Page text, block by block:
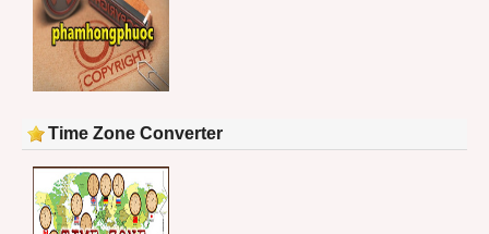
Time Zone Converter